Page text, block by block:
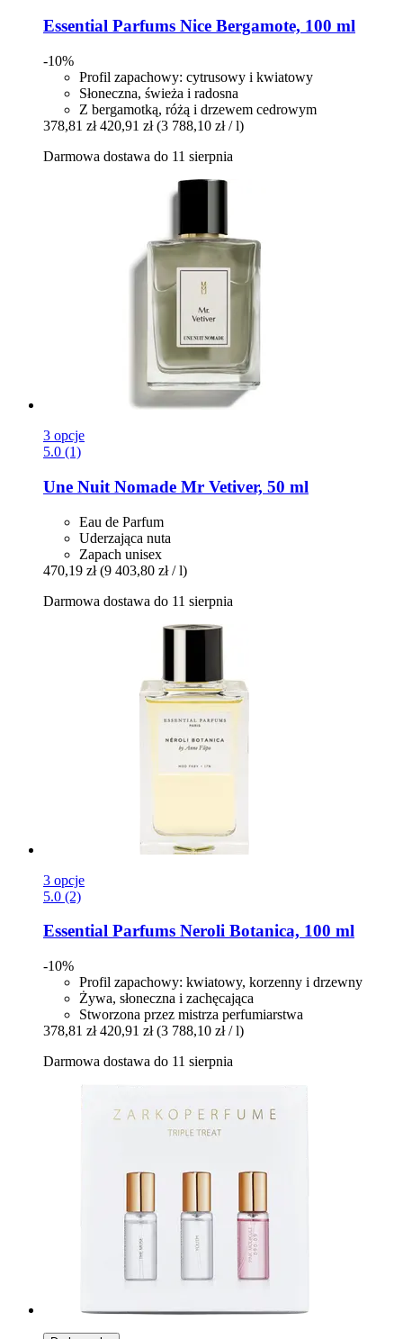
Essential Parfums Nice Bergamote, 100 ml
-10%
Profil zapachowy: cytrusowy i kwiatowy
Słoneczna, świeża i radosna
Z bergamotką, różą i drzewem cedrowym
378,81 zł 420,91 zł (3 788,10 zł / l)
Darmowa dostawa do 11 sierpnia
3 opcje
5.0 (1)
Une Nuit Nomade Mr Vetiver, 50 ml
Eau de Parfum
Uderzająca nuta
Zapach unisex
470,19 zł (9 403,80 zł / l)
Darmowa dostawa do 11 sierpnia
3 opcje
5.0 (2)
Essential Parfums Neroli Botanica, 100 ml
-10%
Profil zapachowy: kwiatowy, korzenny i drzewny
Żywa, słoneczna i zachęcająca
Stworzona przez mistrza perfumiarstwa
378,81 zł 420,91 zł (3 788,10 zł / l)
Darmowa dostawa do 11 sierpnia